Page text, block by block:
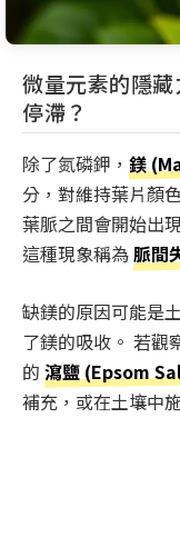
微量元素的隱
停滯？
除了氮磷鉀， 鎂
分，對維持葉片顏
葉脈之間會開始出
這種現象稱為脈間
缺鎂的原因可能是
了鎂的吸收。 若觀
的 瀉鹽 (Epsom
補充，或在土壤中